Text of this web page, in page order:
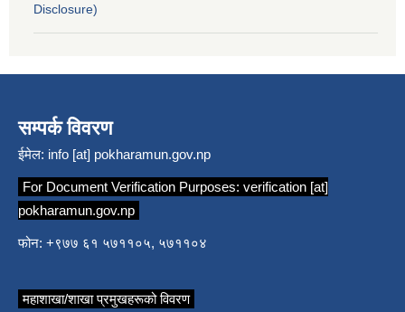
Disclosure)
सम्पर्क विवरण
ईमेल: info [at] pokharamun.gov.np
For Document Verification Purposes: verification [at]
pokharamun.gov.np
फोन: +९७७ ६१ ५७११०५, ५७११०४
महाशाखा/शाखा प्रमुखहरूको विवरण